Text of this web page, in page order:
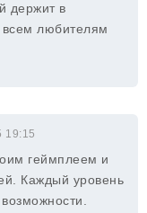
держит в
любителям
19:15
геймплеем и
Каждый уровень